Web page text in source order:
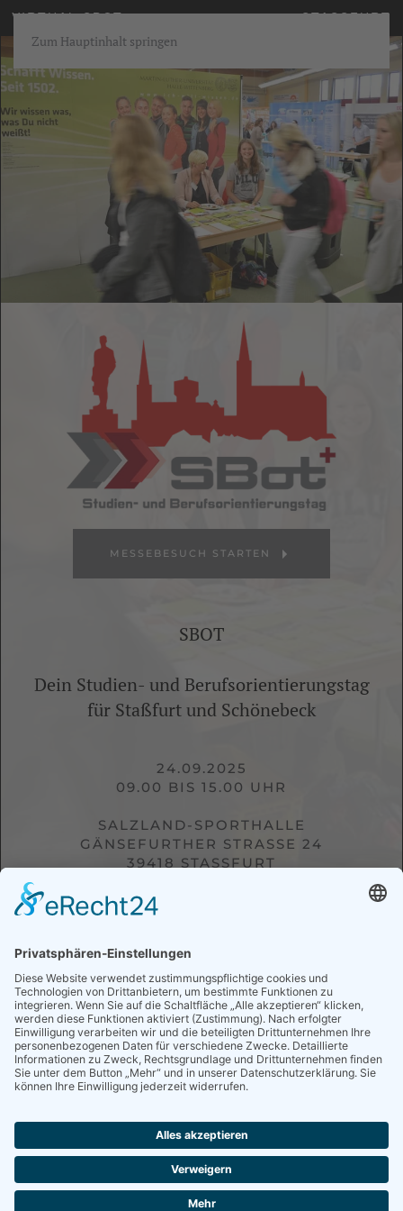
Zum Hauptinhalt springen
VIRTUAL SBOT STASSFURT
MESSEBESUCH STARTEN
SBOT
Dein Studien- und Berufsorientierungstag
für Staßfurt und Schönebeck
24.09.2025
09.00 BIS 15.00 UHR
SALZLAND-SPORTHALLE
GÄNSEFURTHER STRASSE 24
39418 STASSFURT
Netzwerk für Fachkräftesicherung Staßfurt
KOOPERATIONSPARTNER:
Handwerkskammer Magdeburg
IMPRESSUM|DATENSCHUTZ|KONTAKT
powered by messemobile.de